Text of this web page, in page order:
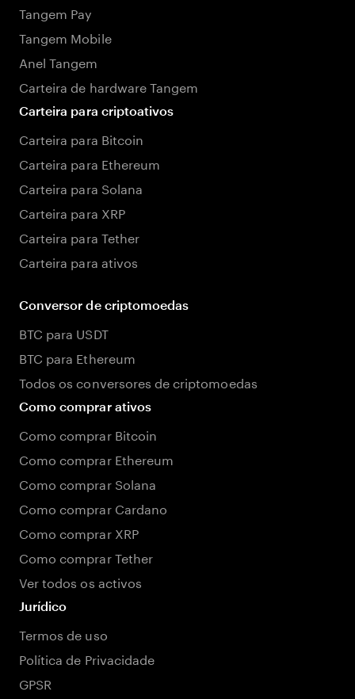
Tangem Pay
Tangem Mobile
Anel Tangem
Carteira de hardware Tangem
Carteira para criptoativos
Carteira para Bitcoin
Carteira para Ethereum
Carteira para Solana
Carteira para XRP
Carteira para Tether
Carteira para ativos
Conversor de criptomoedas
BTC para USDT
BTC para Ethereum
Todos os conversores de criptomoedas
Como comprar ativos
Como comprar Bitcoin
Como comprar Ethereum
Como comprar Solana
Como comprar Cardano
Como comprar XRP
Como comprar Tether
Ver todos os activos
Jurídico
Termos de uso
Política de Privacidade
GPSR